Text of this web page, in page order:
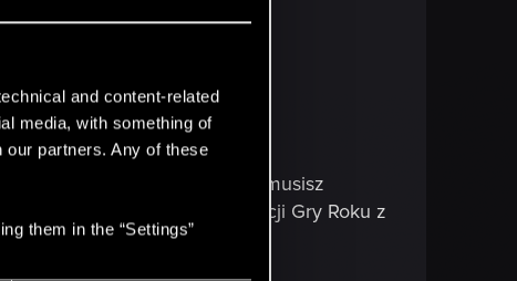
and content-related
media, with something of
partners. Any of these
them in the “Settings”
zawartość na Switchu i PC.
zapisów, na Switchu musisz
swoich zapisów z Edycji Gry Roku z